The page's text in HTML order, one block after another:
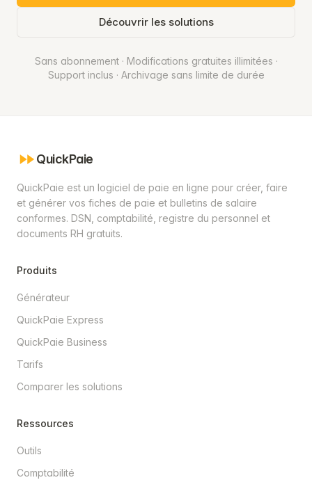
Découvrir les solutions
Sans abonnement · Modifications gratuites illimitées ·
Support inclus · Archivage sans limite de durée
QuickPaie
QuickPaie est un logiciel de paie en ligne pour créer, faire
et générer vos fiches de paie et bulletins de salaire
conformes. DSN, comptabilité, registre du personnel et
documents RH gratuits.
Produits
Générateur
QuickPaie Express
QuickPaie Business
Tarifs
Comparer les solutions
Ressources
Outils
Comptabilité